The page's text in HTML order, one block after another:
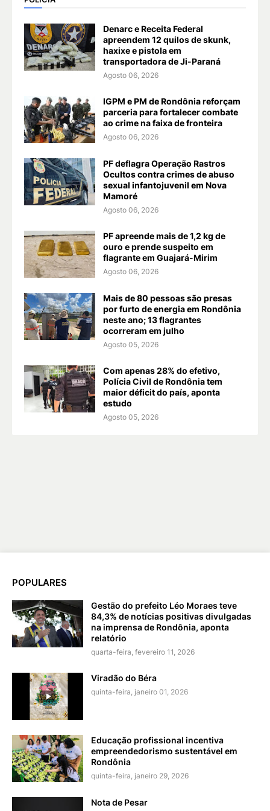
Denarc e Receita Federal
apreendem 12 quilos de skunk,
haxixe e pistola em
transportadora de Ji-Paraná
Agosto 06, 2026
IGPM e PM de Rondônia reforçam
parceria para fortalecer combate
ao crime na faixa de fronteira
Agosto 06, 2026
PF deflagra Operação Rastros
Ocultos contra crimes de abuso
sexual infantojuvenil em Nova
Mamoré
Agosto 06, 2026
PF apreende mais de 1,2 kg de
ouro e prende suspeito em
flagrante em Guajará-Mirim
Agosto 06, 2026
Mais de 80 pessoas são presas
por furto de energia em Rondônia
neste ano; 13 flagrantes
ocorreram em julho
Agosto 05, 2026
Com apenas 28% do efetivo,
Polícia Civil de Rondônia tem
maior déficit do país, aponta
estudo
Agosto 05, 2026
POPULARES
Gestão do prefeito Léo Moraes teve
84,3% de notícias positivas divulgadas
na imprensa de Rondônia, aponta
relatório
quarta-feira, fevereiro 11, 2026
Viradão do Béra
quinta-feira, janeiro 01, 2026
Educação profissional incentiva
empreendedorismo sustentável em
Rondônia
quinta-feira, janeiro 29, 2026
Nota de Pesar